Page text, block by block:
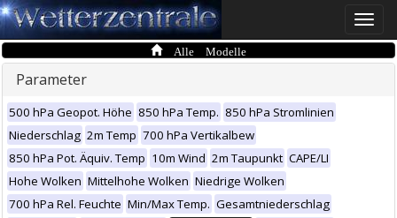
Toggle
Alle Modelle
Parameter
500 hPa Geopot. Höhe 850 hPa Temp. 850 hPa Stromlinien
Niederschlag 2m Temp 700 hPa Vertikalbew
850 hPa Pot. Äquiv. Temp 10m Wind 2m Taupunkt CAPE/LI
Hohe Wolken Mittelhohe Wolken Niedrige Wolken
700 hPa Rel. Feuchte Min/Max Temp. Gesamtniederschlag